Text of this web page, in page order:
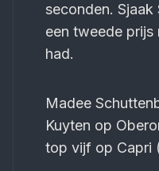
seconden.
een tweede prijs
had.
Madee
Kuyten op
top vijf op Capri